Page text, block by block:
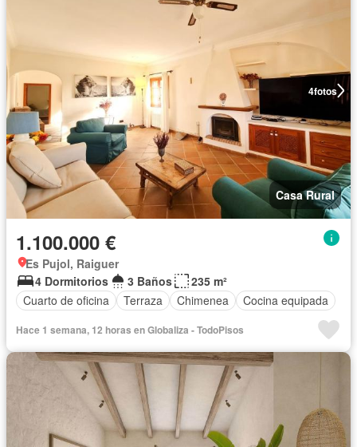
4fotos
Casa Rural
1.100.000 €
Es Pujol, Raiguer
4 Dormitorios
3 Baños
235 m²
Cuarto de oficina
Terraza Chimenea Cocina equipada
Hace 1 semana, 12 horas en Globaliza - TodoPisos